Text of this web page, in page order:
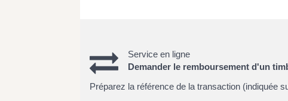
Service en ligne
Demander le remboursement d'un
Préparez la référence de la transaction (indiquée